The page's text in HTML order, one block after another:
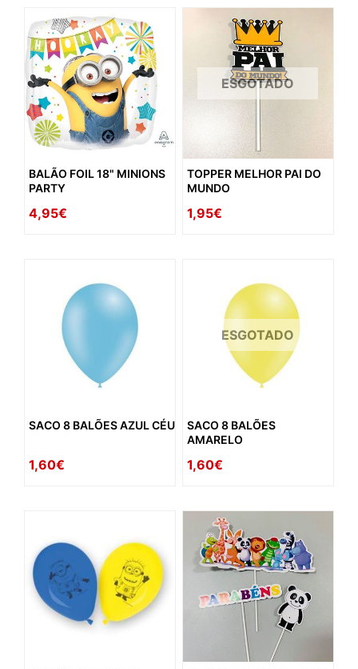
BALÃO FOIL 18" MINIONS
PARTY
4,95€
ESGOTADO
TOPPER MELHOR PAI DO
MUNDO
1,95€
SACO 8 BALÕES AZUL CÉU
1,60€
ESGOTADO
SACO 8 BALÕES
AMARELO
1,60€